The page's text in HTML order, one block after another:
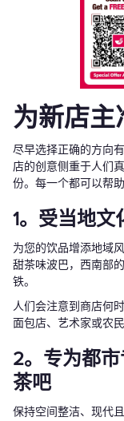
为新店主
尽早选择正确的方向
店的创意侧重于人们
份。每一个都可以帮
1。受当地文
为您的饮品增添地域
甜茶味波巴，西南部
铁。
人们会注意到商店何
面包店、艺术家或农
2。专为都
茶吧
保持空间整洁、现代